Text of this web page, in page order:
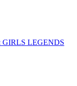
GIRLS LEGENDS